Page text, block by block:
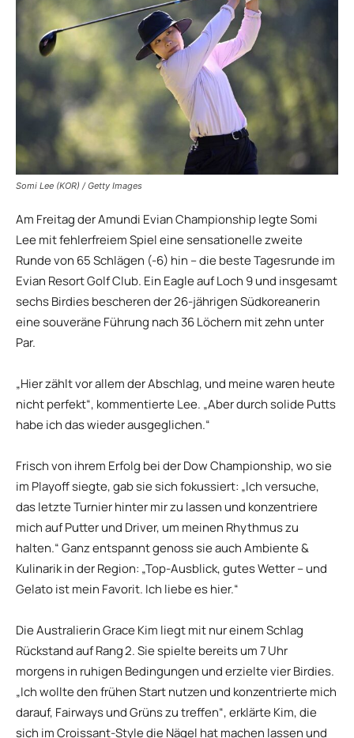
Somi Lee (KOR) / Getty Images
Am Freitag der Amundi Evian Championship legte Somi
Lee mit fehlerfreiem Spiel eine sensationelle zweite
Runde von 65 Schlägen (-6) hin – die beste Tagesrunde im
Evian Resort Golf Club. Ein Eagle auf Loch 9 und insgesamt
sechs Birdies bescheren der 26-jährigen Südkoreanerin
eine souveräne Führung nach 36 Löchern mit zehn unter
Par.
„Hier zählt vor allem der Abschlag, und meine waren heute
nicht perfekt“, kommentierte Lee. „Aber durch solide Putts
habe ich das wieder ausgeglichen.“
Frisch von ihrem Erfolg bei der Dow Championship, wo sie
im Playoff siegte, gab sie sich fokussiert: „Ich versuche,
das letzte Turnier hinter mir zu lassen und konzentriere
mich auf Putter und Driver, um meinen Rhythmus zu
halten.“ Ganz entspannt genoss sie auch Ambiente &
Kulinarik in der Region: „Top-Ausblick, gutes Wetter – und
Gelato ist mein Favorit. Ich liebe es hier.“
Die Australierin Grace Kim liegt mit nur einem Schlag
Rückstand auf Rang 2. Sie spielte bereits um 7 Uhr
morgens in ruhigen Bedingungen und erzielte vier Birdies.
„Ich wollte den frühen Start nutzen und konzentrierte mich
darauf, Fairways und Grüns zu treffen“, erklärte Kim, die
sich im Croissant-Style die Nägel hat machen lassen und